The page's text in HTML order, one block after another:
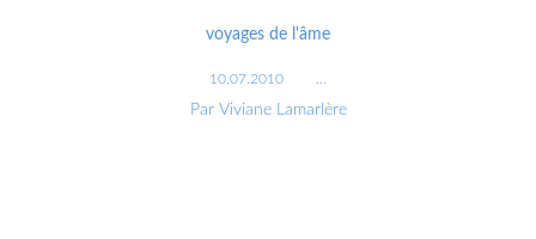
voyages de l'âme
10.07.2010
Par Viviane Lamarlère